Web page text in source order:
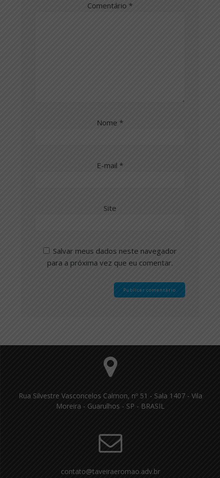
Comentário *
Nome *
E-mail *
Site
Salvar meus dados neste navegador
para a próxima vez que eu comentar.
Rua Silvestre Vasconcelos Calmon, nº 51 - Sala 1407 - Vila
Moreira - Guarulhos - SP - BRASIL
contato@taveiraeromao.adv.br